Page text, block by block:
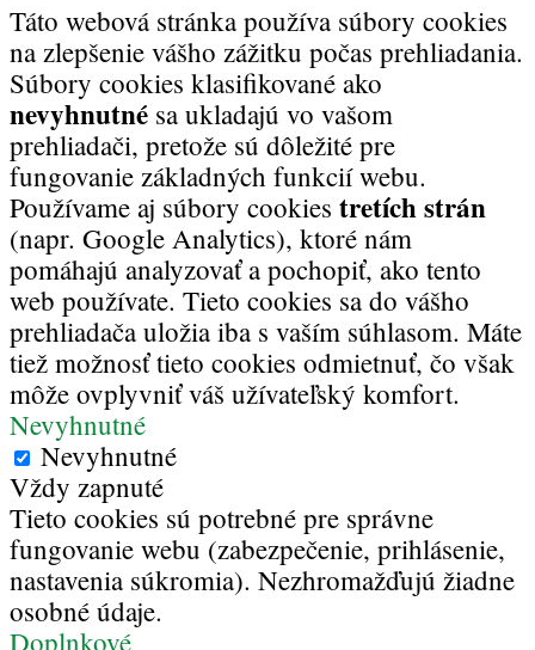
Táto webová stránka používa súbory cookies
na zlepšenie vášho zážitku počas prehliadania.
Súbory cookies klasifikované ako
nevyhnutné sa ukladajú vo vašom
prehliadači, pretože sú dôležité pre
fungovanie základných funkcií webu.
Používame aj súbory cookies tretích strán
(napr. Google Analytics), ktoré nám
pomáhajú analyzovať a pochopiť, ako tento
web používate. Tieto cookies sa do vášho
prehliadača uložia iba s vaším súhlasom. Máte
tiež možnosť tieto cookies odmietnuť, čo však
môže ovplyvniť váš užívateľský komfort.
Nevyhnutné
Nevyhnutné
Vždy zapnuté
Tieto cookies sú potrebné pre správne
fungovanie webu (zabezpečenie, prihlásenie,
nastavenia súkromia). Nezhromažďujú žiadne
osobné údaje.
Doplnkové